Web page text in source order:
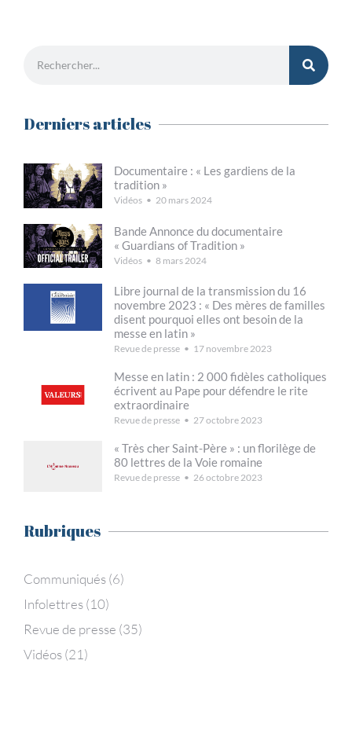
Derniers articles
Documentaire : « Les gardiens de la
tradition »
Vidéos 20 mars 2024
Bande Annonce du documentaire
« Guardians of Tradition »
Vidéos 8 mars 2024
Libre journal de la transmission du 16
novembre 2023 : « Des mères de familles
disent pourquoi elles ont besoin de la
messe en latin »
Revue de presse 17 novembre 2023
Messe en latin : 2 000 fidèles catholiques
écrivent au Pape pour défendre le rite
extraordinaire
Revue de presse 27 octobre 2023
« Très cher Saint-Père » : un florilège de
80 lettres de la Voie romaine
Revue de presse 26 octobre 2023
Rubriques
Communiqués(6)
Infolettres(10)
Revue de presse (35)
Vidéos(21)